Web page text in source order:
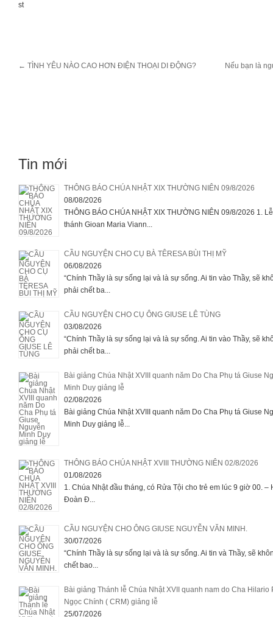
st
← TÌNH YÊU NÀO CAO HƠN ĐIỆN THOẠI DI ĐỘNG? Nếu bạn là
Tin mới
THÔNG BÁO CHÚA NHẬT XIX THƯỜNG NIÊN 09/8/2026
08/08/2026
THÔNG BÁO CHÚA NHẬT XIX THƯỜNG NIÊN 09/8/2026 1.
thánh Gioan Maria Viann...
CẦU NGUYỆN CHO CỤ BÀ TÊRESA BÙI THỊ MỸ
06/08/2026
“Chính Thầy là sự sống lại và là sự sống. Ai tin vào Thầy, sẽ
phải chết ba...
CẦU NGUYỆN CHO CỤ ÔNG GIUSE LÊ TÙNG
03/08/2026
“Chính Thầy là sự sống lại và là sự sống. Ai tin vào Thầy, sẽ
phải chết ba...
Bài giảng Chúa Nhật XVIII quanh năm Do Cha Phụ tá Giuse
Minh Duy giảng lễ
02/08/2026
Bài giảng Chúa Nhật XVIII quanh năm Do Cha Phụ tá Giuse
Minh Duy giảng lễ...
THÔNG BÁO CHÚA NHẬT XVIII THƯỜNG NIÊN 02/8/2026
01/08/2026
1. Chúa Nhật đầu tháng, có Rửa Tội cho trẻ em lúc 9 giờ 00. –
Đoàn Đ...
CẦU NGUYỆN CHO ÔNG GIUSE NGUYỄN VĂN MINH.
30/07/2026
“Chính Thầy là sự sống lại và là sự sống. Ai tin và Thầy, sẽ
chết bao...
Bài giảng Thánh lễ Chúa Nhật XVII quanh nam do Cha Hilario
Ngọc Chính ( CRM) giảng lễ
25/07/2026